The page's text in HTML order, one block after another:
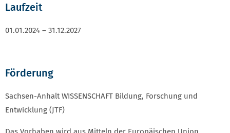
Laufzeit
01.01.2024 – 31.12.2027
Förderung
Sachsen-Anhalt WISSENSCHAFT Bildung, Forschung und
Entwicklung (JTF)